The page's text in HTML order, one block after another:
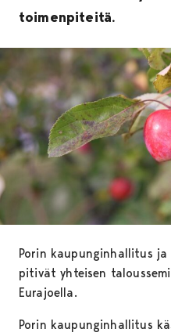
toimenpiteitä.
Porin kaupunginhallitus
pitivät yhteisen
Eurajoella.
Porin kaupunginhallitus